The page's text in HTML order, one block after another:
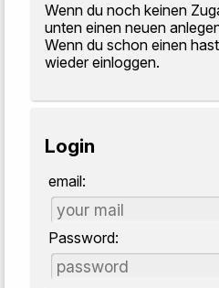
Wenn du noch keinen
unten einen neuen
Wenn du schon einen
wieder einloggen.
Login
email:
Password: